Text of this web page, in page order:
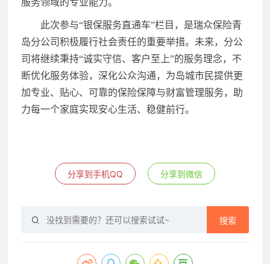
服务领域的专业能力。
此次参与“银保服务直通车”栏目，是瑞众保险青
岛分公司积极履行社会责任的重要举措。未来，分公
司将继续秉持“诚实守信、客户至上”的服务理念，不
断优化服务体验，深化公众沟通，为岛城市民提供更
加专业、贴心、可靠的保险保障与财富管理服务，助
力每一个家庭实现安心生活、稳健前行。
分享到手机QQ 分享到微信
搜索